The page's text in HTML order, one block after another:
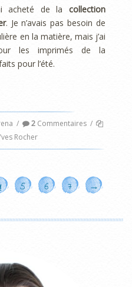
acheté de la collection
. Je n’avais pas besoin de
en la matière, mais j’ai
les imprimés de la
pour l’été.
/ 2Commentaires /
Rocher
5 6 7 →